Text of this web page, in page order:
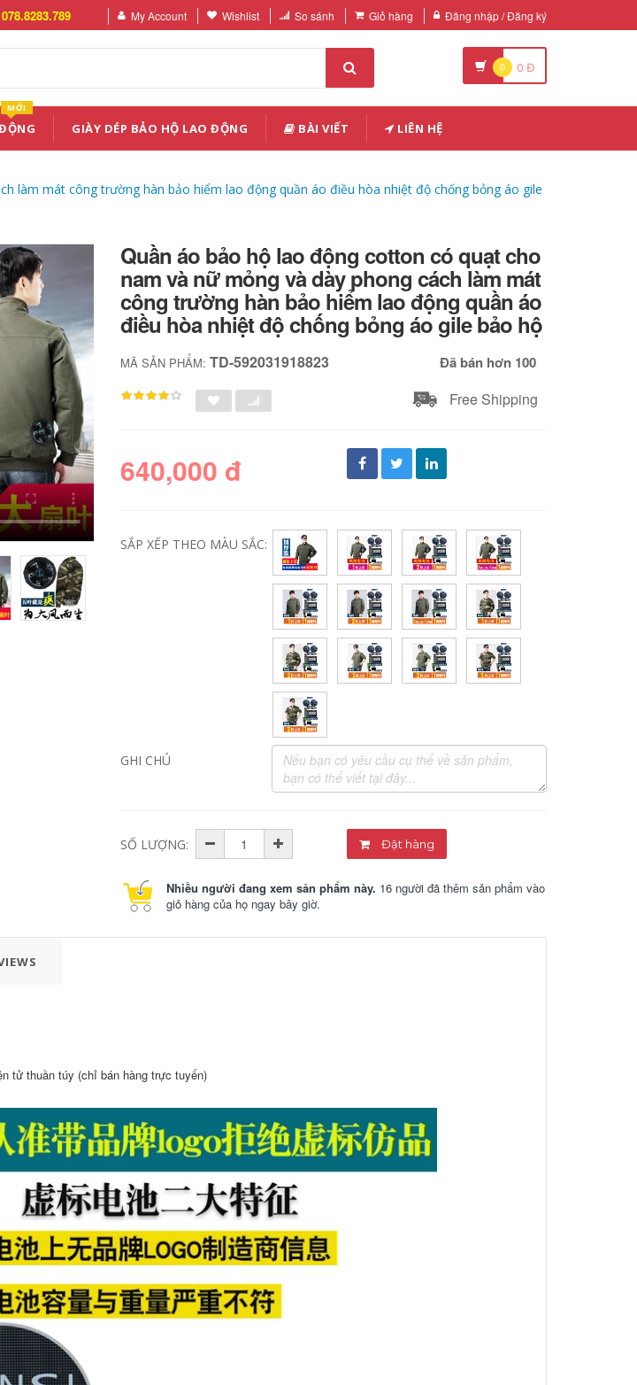
My Account Wishlist So sánh Giỏ hàng Đăng nhập / Đăng ký
0 0 Đ
MỚI
GIÀY DÉP BẢO HỘ LAO ĐỘNG BÀI VIẾT LIÊN HỆ
làm mát công trường hàn bảo hiểm lao động quần áo điều hòa nhiệt độ chống bỏng áo gile
Đầu Bếp Khách Sạn
Áo Liền Quần Ngắn
Mỏng Phục Vụ Bếp
Quần Áo Quần Áo
Thời Trang Nửa Tay
Mùa Hè Của Nữ áo
bếp
407,000
Đầu bếp khách sạn
cao cấp quần áo
làm việc ngắn tay
nhà hàng trở lại bếp
phục vụ tiệm bánh
ngọt nhà hàng tây
quần áo làm việc
mùa hè tùy chỉnh
áo bếp
415,000
Bộ quần áo làm việc
đầu bếp nam ngắn
Quần áo bảo hộ lao động cotton có quạt cho
nam và nữ mỏng và dày phong cách làm mát
công trường hàn bảo hiểm lao động quần áo
điều hòa nhiệt độ chống bỏng áo gile bảo hộ
MÃ SẢN PHẨM:TD-592031918823 Đã bán hơn 100
Free Shipping
640,000 đ
SẮP XẾP THEO MÀU SẮC:
GHI CHÚ
SỐ LƯỢNG: Đặt hàng
Nhiều người đang xem sản phẩm này. 16 người đã thêm sản phẩm vào
giỏ hàng của họ ngay bây giờ.
tử thuần túy (chỉ bán hàng trực tuyến)